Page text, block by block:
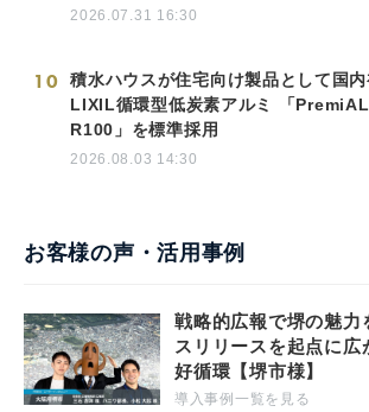
2026.07.31 16:30
10
積水ハウスが住宅向け製品として国内
LIXIL循環型低炭素アルミ 「PremiAL
R100」を標準採用
2026.08.03 14:30
お客様の声・活用事例
戦略的広報で堺の魅力
スリリースを起点に広
好循環【堺市様】
導入事例一覧を見る